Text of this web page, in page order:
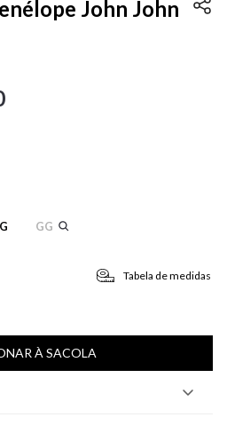
John John
G GG
Tabela de medidas
À SACOLA